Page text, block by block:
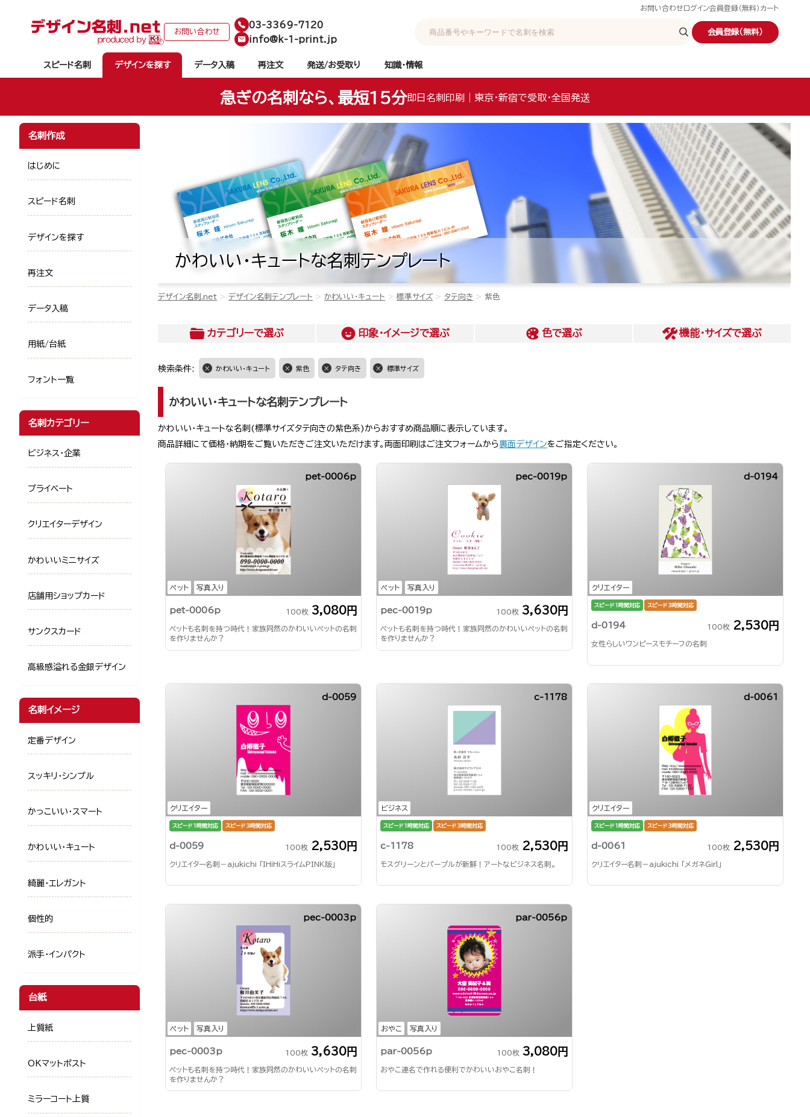
お問い合わせ ログイン会員登録（無料） カート
お問い合わせ
03-3369-7120
info@k-1-print.jp
会員登録（無料）
スピード名刺 デザインを探す データ入稿 再注文 発送/お受取り 知識・情報
急ぎの名刺なら、最短15分即日名刺印刷｜東京・新宿で受取・全国発送
かわいい・キュートな名刺テンプレート
デザイン名刺.net デザイン名刺テンプレート かわいい・キュート 標準サイズ タテ向き 紫色
カテゴリーで選ぶ 印象・イメージで選ぶ 色で選ぶ 機能・サイズで選ぶ
検索条件: かわいい・キュート 紫色 タテ向き 標準サイズ
かわいい・キュートな名刺テンプレート
かわいい・キュートな名刺(標準サイズタテ向きの紫色系)からおすすめ商品順に表示しています。
商品詳細にて価格・納期をご覧いただきご注文いただけます。両面印刷はご注文フォームから裏面デザインをご指定ください。
ペット 写真入り
pet-0006p
pet-0006p 100枚 3,080円
ペットも名刺を持つ時代！家族同然のかわいいペットの名刺
を作りませんか？
ペット 写真入り
pec-0019p
pec-0019p 100枚 3,630円
ペットも名刺を持つ時代！家族同然のかわいいペットの名刺
を作りませんか？
クリエイター
d-0194
スピード1時間対応 スピード3時間対応
d-0194 100枚 2,530円
女性らしいワンピースモチーフの名刺
クリエイター
d-0059
スピード1時間対応 スピード3時間対応
d-0059 100枚 2,530円
クリエイター名刺－ajukichi 「IHiHiスライムPINK版」
ビジネス
c-1178
スピード1時間対応 スピード3時間対応
c-1178 100枚 2,530円
モスグリーンとパープルが新鮮！アートなビジネス名刺。
クリエイター
d-0061
スピード1時間対応 スピード3時間対応
d-0061 100枚 2,530円
クリエイター名刺－ajukichi 「メガネGirl」
ペット 写真入り
pec-0003p
pec-0003p 100枚 3,630円
ペットも名刺を持つ時代！家族同然のかわいいペットの名刺
を作りませんか？
おやこ 写真入り
par-0056p
par-0056p 100枚 3,080円
おやこ連名で作れる便利でかわいいおやこ名刺！
名刺作成
はじめに
スピード名刺
デザインを探す
再注文
データ入稿
用紙/台紙
フォント一覧
名刺カテゴリー
ビジネス・企業
プライベート
クリエイターデザイン
かわいいミニサイズ
店舗用ショップカード
サンクスカード
高級感溢れる金銀デザイン
名刺イメージ
定番デザイン
スッキリ・シンプル
かっこいい・スマート
かわいい・キュート
綺麗・エレガント
個性的
派手・インパクト
台紙
上質紙
OKマットポスト
ミラーコート上質